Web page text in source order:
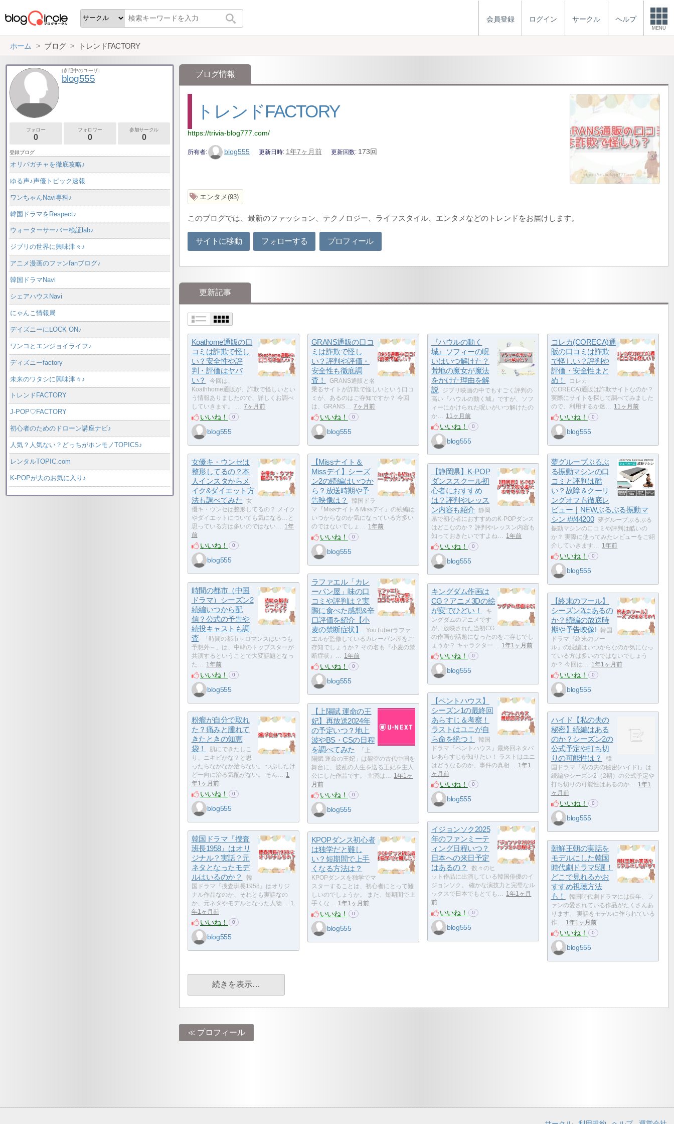
会員登録 ログイン サークル ヘルプ
MENU
ホーム ブログ トレンドFACTORY
ブログ情報
トレンドFACTORY
https://trivia-blog777.com/
所有者 blog555 更新日時 1年7ヶ月前 更新回数 173回
エンタメ 93
このブログでは、最新のファッション、テクノロジー、ライフスタイル、エンタメなどのトレンドをお届けします。
サイトに移動 フォローする プロフィール
更新記事
Koathome通販の口
コミは詐欺で怪し
い？安全性や評
判・評価はヤバ
い？
今回は、
Koathhome通販が、詐欺で怪しいとい
う情報ありましたので、詳しくお調べ
していきます。 …
7ヶ月前
いいね！ 0
blog555
GRANS通販の口コ
ミは詐欺で怪し
い？評判や評価・
安全性も徹底調
査！
GRANS通販と名
乗るサイトが詐欺で怪しいという口コ
ミが、あるのはご存知ですか？ 今回
は、GRANS…
7ヶ月前
いいね！ 0
blog555
『ハウルの動く
城』ソフィーの呪
いはいつ解けた？
荒地の魔女が魔法
をかけた理由を解
説
ジブリ映画の中でもすごく評判の
高い『ハウルの動く城』ですが、ソフ
ィーにかけられた呪いがいつ解けたの
か… 11ヶ月前
いいね！ 0
blog555
コレカ(CORECA)通
販の口コミは詐欺
で怪しい？評判や
評価・安全性まと
め！
コレカ
(CORECA)通販は詐欺サイトなのか？
実際にサイトを探して調べてみました
ので、利用するか迷… 11ヶ月前
いいね！ 0
blog555
女優キ・ウンセは
整形してるの？本
人インスタからメ
イク&ダイエット方
法も調べてみた
女
優キ・ウンセは整形してるの？ メイク
やダイエットについても気になる…と
思っている方は多いのではない… 1年
前
いいね！ 0
blog555
【Missナイト＆
Missデイ】シーズ
ン2の続編はいつか
ら？放送時期や予
告映像は？
韓国ドラ
マ『Missナイト＆Missデイ』の続編は
いつからなのか気になっている方多い
のではないでしょ… 1年前
いいね！ 0
blog555
夢グループぶるぶ
る振動マシンの口
コミと評判は酷
い？故障＆クーリ
ングオフも徹底レ
ビュー｜NEWぶるぶる振動マ
シン ##44200
夢グループぶるぶる
振動マシンの口コミや評判は酷いの
か？ 実際に使ってみたレビューをご紹
介していきます… 1年前
いいね！ 0
blog555
【静岡県】K-POP
ダンススクール初
心者におすすめ
は？評判やレッス
ン内容も紹介
静岡
県で初心者におすすめのK-POPダンス
はどこなのか？ 評判やレッスン内容も
知っておきたいですよね… 1年前
いいね！ 0
blog555
ラファエル「カレ
ーパン屋」味の口
コミや評判は？実
際に食べた感想&辛
口評価を紹介【小
麦の禁断症状】
YouTuberラファ
エルが監修しているカレーパン屋をご
存知でしょうか？ その名も『小麦の禁
断症状』… 1年前
いいね！ 0
blog555
時間の都市（中国
ドラマ）シーズン2
続編いつから配
信？公式の予告や
続投キャストも調
査
「時間の都市～ロマンスはいつも
予想外～」は、中韓のトップスターが
共演するということで大変話題となっ
た… 1年前
いいね！ 0
blog555
キングダム作画は
CG？アニメ3Dの絵
が変でひどい！
キ
ングダムのアニメです
が、放映された当初CG
の作画が話題になったのをご存じでし
ょうか？ キャラクター… 1年1ヶ月前
いいね！ 0
blog555
【終末のフール】
シーズン2はあるの
か？続編の放送時
期や予告映像!
韓国
ドラマ『終末のフー
ル』の続編はいつからなのか気になっ
ている方は多いのではないでしょう
か？ 今回は… 1年1ヶ月前
いいね！ 0
blog555
【ペントハウス】
シーズン1の最終回
あらすじ＆考察！
ラストはユニが自
ら命を絶つ！
韓国
ドラマ『ペントハウス』最終回ネタバ
レあらすじが知りたい！ ラストはユニ
はどうなるのか、事件の真相… 1年1
ヶ月前
いいね！ 0
blog555
【上陽賦 運命の王
妃】再放送2024年
の予定いつ？地上
波やBS・CSの日程
を調べてみた
「上
陽賦 運命の王妃」は架空の古代中国を
舞台に、波乱の人生を送る王妃を主人
公にした作品です。 主演は… 1年1ヶ
月前
いいね！ 0
blog555
粉瘤が自分で取れ
た？痛みと腫れて
きたときの知恵
袋！
肌にできたしこ
り、ニキビかな？と思
ったらなかなか治らない。 つぶしたけ
ど一向に治る気配がない。 そん… 1
年1ヶ月前
いいね！ 0
blog555
ハイド【私の夫の
秘密】続編はある
のか？シーズン2の
公式予定や打ち切
りの可能性は？
韓
国ドラマ『私の夫の秘密(ハイド)』は
続編やシーズン2（2期）の公式予定や
打ち切りの可能性はあるのか… 1年1
ヶ月前
いいね！ 0
blog555
イジョンソク2025
年のファンミーテ
ィング日程いつ？
日本への来日予定
はあるの？
数々のヒ
ット作品に出演している韓国俳優のイ
ジョンソク。 確かな演技力と完璧なル
ックスで日本でもとても… 1年1ヶ月
前
いいね！ 0
blog555
韓国ドラマ『捜査
班長1958』はオリ
ジナル？実話？元
ネタとなったモデ
ルはいるのか？
韓
国ドラマ『捜査班長1958』はオリジ
ナル作品なのか、それとも実話なの
か、元ネタやモデルとなった人物… 1
年1ヶ月前
いいね！ 0
blog555
KPOPダンス初心者
は独学だと難し
い？短期間で上手
くなる方法は？
KPOPダンスを独学でマ
スターすることは、初心者にとって難
しいのでしょうか。 また、短期間で上
手くな… 1年1ヶ月前
いいね！ 0
blog555
朝鮮王朝の実話を
モデルにした韓国
時代劇ドラマ5選！
どこで見れるかお
すすめ視聴方法
も！
韓国時代劇ドラマには長年、フ
ァンの愛されている作品がたくさんあ
ります。 実話をモデルに作られている
作… 1年1ヶ月前
いいね！ 0
blog555
続きを表示…
プロフィール
[参照中のユーザ]
blog555
フォロー
0
フォロワー
0
参加サークル
0
登録ブログ
オリパガチャを徹底攻略♪
ゆる声♪声優トピック速報
ワンちゃんNavi専科♪
韓国ドラマをRespect♪
ウォーターサーバー検証lab♪
ジブリの世界に興味津々♪
アニメ漫画のファンfanブログ♪
韓国ドラマNavi
シェアハウスNavi
にゃんこ情報局
デイズニーにLOCK ON♪
ワンコとエンジョイライフ♪
ディズニーfactory
未来のワタシに興味津々♪
トレンドFACTORY
J-POP♡FACTORY
初心者のためのドローン講座ナビ♪
人気？人気ない？どっちがホンモノTOPICS♪
レンタルTOPIC.com
K-POPが大のお気に入り♪